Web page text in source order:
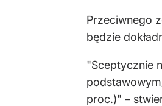
Przeciwnego
będzie
"Sceptycznie
proc.)" –